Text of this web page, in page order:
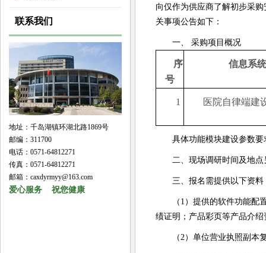
联系我们
地址：千岛湖镇环湖北路1869号
邮编：311700
电话：0571-64812271
传真：0571-64812271
邮箱：caxdyrmyy@163.com
爱心服务 祝您健康
向仅作为供应商了解初步采
关事项公告如下：
一、 采购项目概况
序
号
信息系统
1 医院自律端建
具体功能模块建设参数
二、现场调研时间及地点
三、报名需提供以下资
（ 1）提供的软件功能配
绩证明；产品彩页等产品介绍
（2）单位营业执照副本